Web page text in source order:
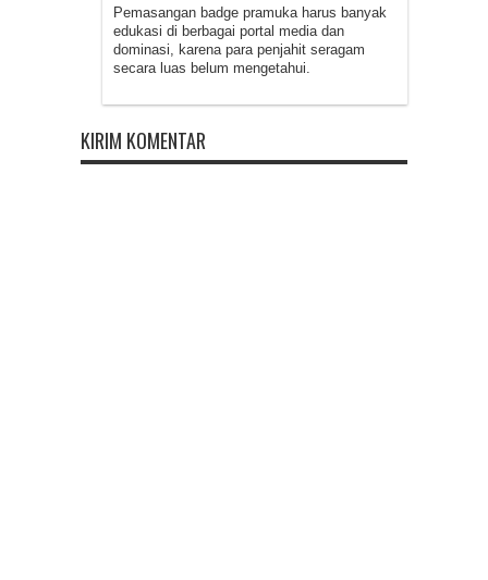
Pemasangan badge pramuka harus banyak
edukasi di berbagai portal media dan
dominasi, karena para penjahit seragam
secara luas belum mengetahui.
KIRIM KOMENTAR